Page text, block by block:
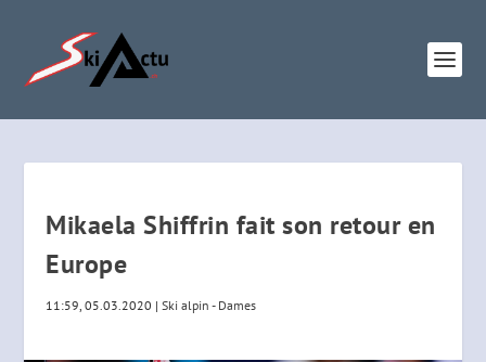
Mikaela Shiffrin fait son retour en
Europe
11:59, 05.03.2020 |Ski alpin - Dames